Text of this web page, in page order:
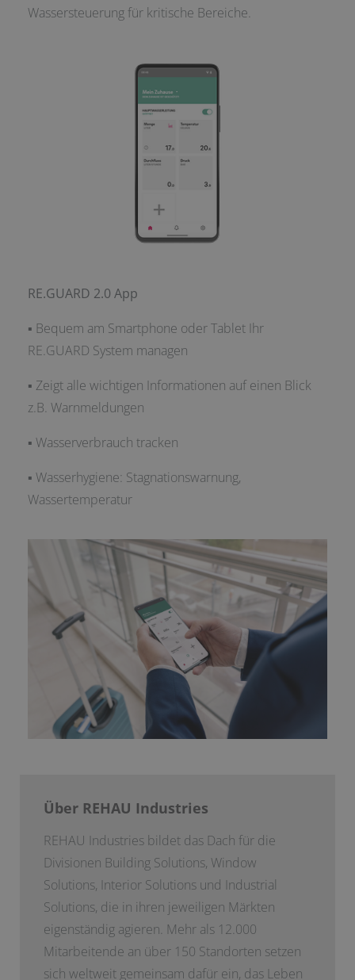
Wassersteuerung für kritische Bereiche.
RE.GUARD 2.0 App
▪ Bequem am Smartphone oder Tablet Ihr
RE.GUARD System managen
▪ Zeigt alle wichtigen Informationen auf einen Blick
z.B. Warnmeldungen
▪ Wasserverbrauch tracken
▪ Wasserhygiene: Stagnationswarnung,
Wassertemperatur
Über REHAU Industries
REHAU Industries bildet das Dach für die
Divisionen Building Solutions, Window
Solutions, Interior Solutions und Industrial
Solutions, die in ihren jeweiligen Märkten
eigenständig agieren. Mehr als 12.000
Mitarbeitende an über 150 Standorten setzen
sich weltweit gemeinsam dafür ein, das Leben